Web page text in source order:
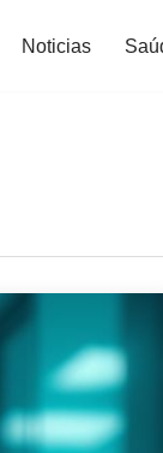
Noticias